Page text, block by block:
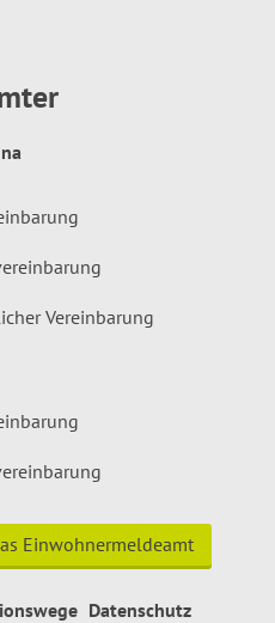
Vereinbarung
Einwohnermeldeamt
Datenschutz